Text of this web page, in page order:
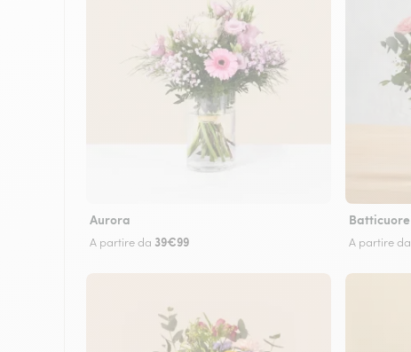
Aurora
A partire da 39€99
Batticuore
A partire da